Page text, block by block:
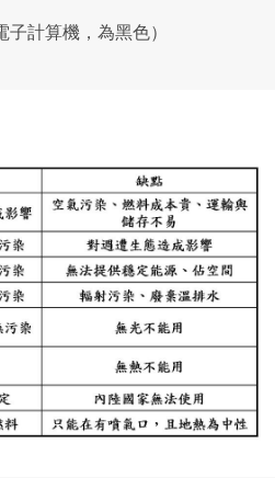
計算機，為黑色）